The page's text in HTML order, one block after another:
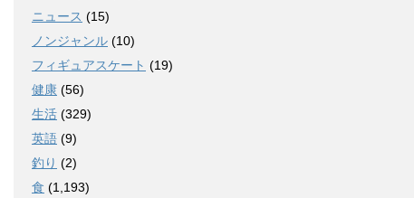
ニュース (15)
ノンジャンル (10)
フィギュアスケート (19)
健康 (56)
生活 (329)
英語 (9)
釣り (2)
食 (1,193)